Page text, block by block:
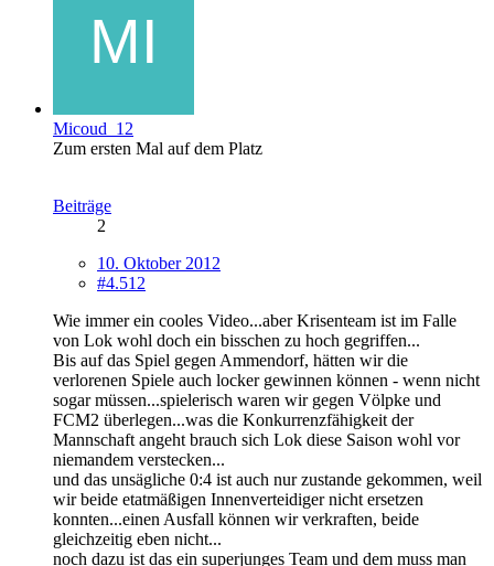
Micoud_12
Zum ersten Mal auf dem Platz
Beiträge
2
10. Oktober 2012
#4.512
Wie immer ein cooles Video...aber Krisenteam ist im Falle
von Lok wohl doch ein bisschen zu hoch gegriffen...
Bis auf das Spiel gegen Ammendorf, hätten wir die
verlorenen Spiele auch locker gewinnen können - wenn nicht
sogar müssen...spielerisch waren wir gegen Völpke und
FCM2 überlegen...was die Konkurrenzfähigkeit der
Mannschaft angeht brauch sich Lok diese Saison wohl vor
niemandem verstecken...
und das unsägliche 0:4 ist auch nur zustande gekommen, weil
wir beide etatmäßigen Innenverteidiger nicht ersetzen
konnten...einen Ausfall können wir verkraften, beide
gleichzeitig eben nicht...
noch dazu ist das ein superjunges Team und dem muss man